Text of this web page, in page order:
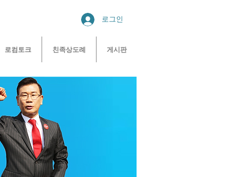
로그인
로컴토크 친족상도례 게시판